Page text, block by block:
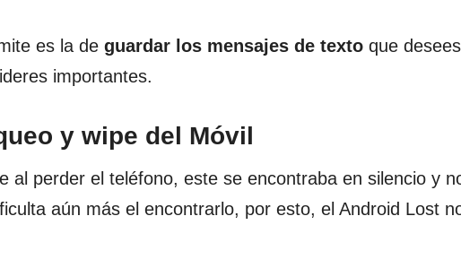
es la de guardar los mensajes de texto que
importantes.
y wipe del Móvil
al perder el teléfono, este se encontraba en silencio y
aún más el encontrarlo, por esto, el Android Lost